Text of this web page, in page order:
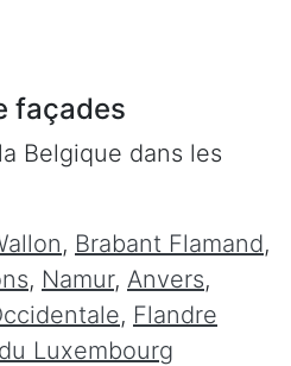
façades
Belgique dans les
, Brabant Flamand,
, Namur, Anvers,
, Flandre
Luxembourg